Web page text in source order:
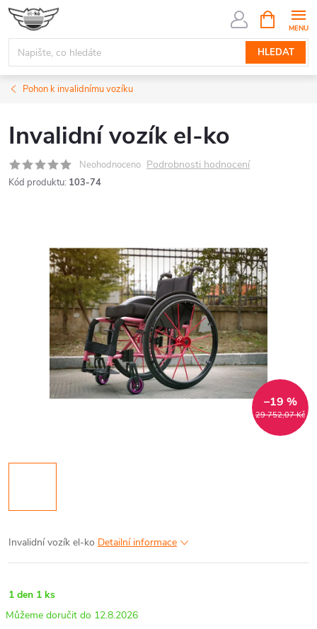
Přejít
obsah
HLEDAT
NÁKUPNÍ
KOŠÍK
Pohon k invalidnímu vozíku
Invalidní vozík el-ko
Neohodnoceno Podrobnosti hodnocení
Kód produktu: 103-74
29 752,07 Kč
–19 %
Invalidní vozík el-ko Detailní informace
1 den 1 ks
12.8.2026